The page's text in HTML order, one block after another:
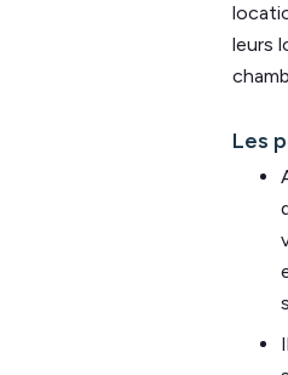
leurs
Les